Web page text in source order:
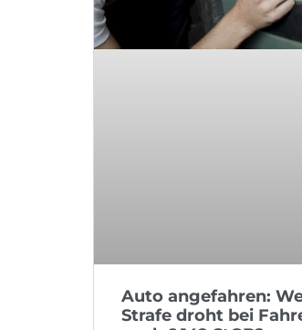
Auto angefahren:
Strafe droht bei